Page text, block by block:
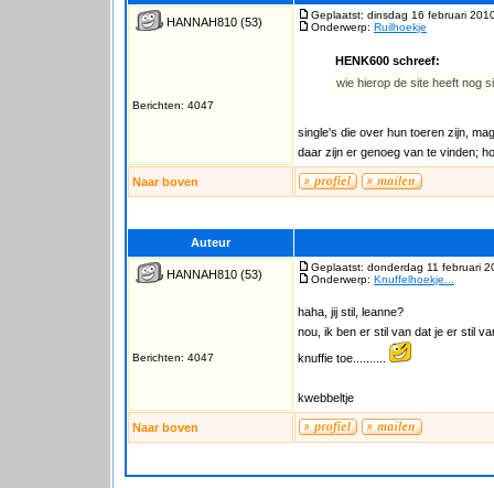
HANNAH810 (53)
Berichten: 4047
Geplaatst: dinsdag 16 februari
Onderwerp: Ruilhoekje
HENK600 schreef:
wie hierop de site heeft nog
single's die over hun toeren zijn,
daar zijn er genoeg van te vinden;
Naar boven
Auteur
HANNAH810 (53)
Berichten: 4047
Geplaatst: donderdag 11 februari
Onderwerp: Knuffelhoekje...
haha, jij stil, leanne?
nou, ik ben er stil van dat je er stil
knuffie toe..........
kwebbeltje
Naar boven